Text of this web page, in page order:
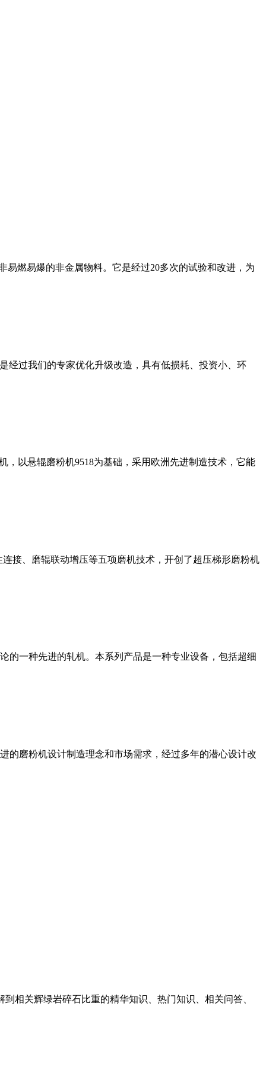
燃易爆的非金属物料。它是经过20多次的试验和改进，为
经过我们的专家优化升级改造，具有低损耗、投资小、环
以悬辊磨粉机9518为基础，采用欧洲先进制造技术，它能
接、磨辊联动增压等五项磨机技术，开创了超压梯形磨粉机
的一种先进的轧机。本系列产品是一种专业设备，包括超细
的磨粉机设计制造理念和市场需求，经过多年的潜心设计改
相关辉绿岩碎石比重的精华知识、热门知识、相关问答、